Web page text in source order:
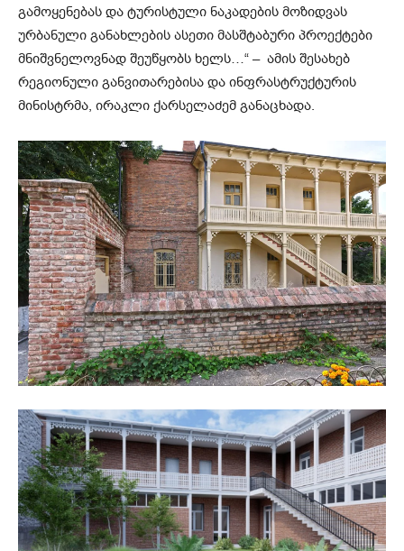
გამოყენებას და ტურისტული ნაკადების მოზიდვას
ურბანული განახლების ასეთი მასშტაბური პროექტები
მნიშვნელოვნად შეუწყობს ხელს…“ – ამის შესახებ
რეგიონული განვითარებისა და ინფრასტრუქტურის
მინისტრმა, ირაკლი ქარსელაძემ განაცხადა.